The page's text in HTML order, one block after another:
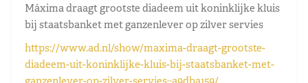
Máxima draagt grootste diadeem uit koninklijke kluis
bij staatsbanket met ganzenlever op zilver servies
https://www.ad.nl/show/maxima-draagt-grootste-
diadeem-uit-koninklijke-kluis-bij-staatsbanket-met-
ganzenlever-op-zilver-servies~a9dba159/